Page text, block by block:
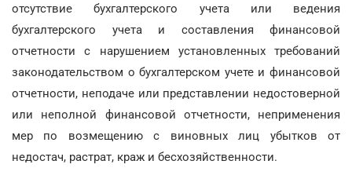
отсутствие бухгалтерского учета или ведения
бухгалтерского учета и составления финансовой
отчетности с нарушением установленных требований
законодательством о бухгалтерском учете и финансовой
отчетности, неподаче или представлении недостоверной
или неполной финансовой отчетности, неприменения
мер по возмещению с виновных лиц убытков от
недостач, растрат, краж и бесхозяйственности.